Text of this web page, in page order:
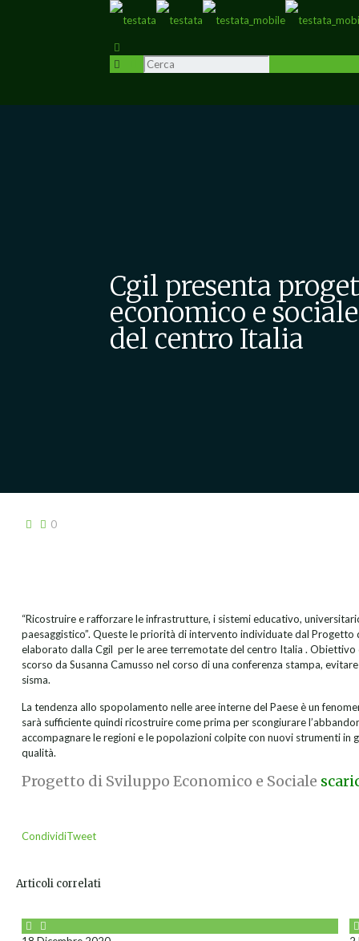
Cgil presenta
economico e
del centro Italia
0
“Ricostruire e rafforzare le infrastrutture, i sistemi educativo,
paesaggistico”. Queste le priorità di intervento individuate dal Progetto
elaborato dalla Cgil per le aree terremotate del centro Italia .
scorso da Susanna Camusso nel corso di una conferenza stampa,
sisma.
La tendenza allo spopolamento nelle aree interne del Paese è un
sarà sufficiente quindi ricostruire come prima per scongiurare
accompagnare le regioni e le popolazioni colpite con nuovi strumenti
qualità.
Progetto di Sviluppo Economico e Sociale
CondividiTweet
Articoli correlati